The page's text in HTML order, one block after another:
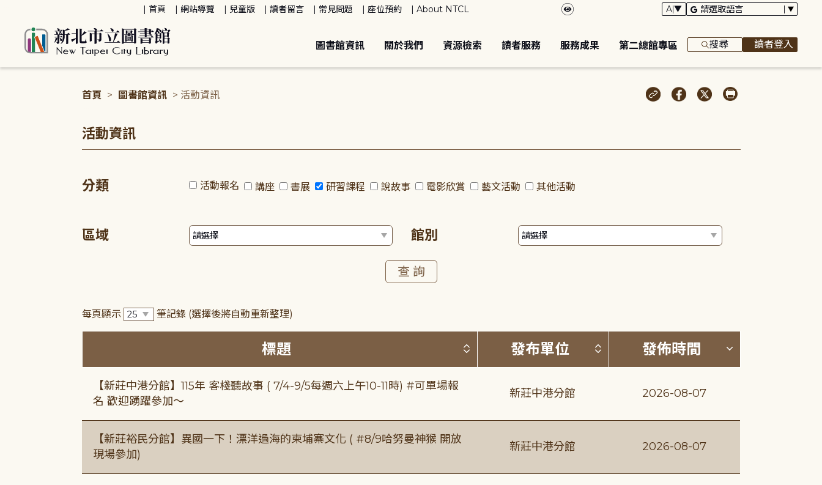
首頁 網站導覽 兒童版 讀者留言 常見問題 座位預約 About NTCL
圖書館資訊 關於我們 資源檢索 讀者服務 服務成果 第二總館專區 搜尋 讀者登入
首頁 > 圖書館資訊 > 活動資訊
活動資訊
分類 活動報名 講座 書展 研習課程 說故事 電影欣賞 藝文活動 其他活動
區域 館別
每頁顯示 筆記錄 (選擇後將自動重新整理)
標題 按標題排序 (升降冪)
發布單位 按發布單位排序 (升降冪)
發佈時間 按發佈時間
【新莊中港分館】115年 客棧聽故事 ( 7/4-9/5每週六上午10-11時) #可單場報
名 歡迎踴躍參加～
新莊中港分館 2026-08-07
【新莊裕民分館】異國一下！漂洋過海的柬埔寨文化 ( #8/9哈努曼神猴 開放
現場參加)
新莊中港分館 2026-08-07